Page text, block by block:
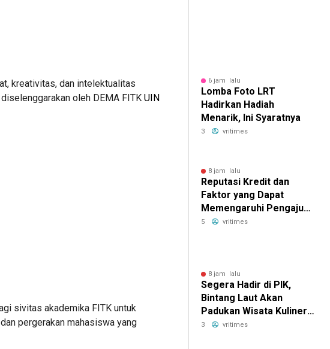
kreativitas, dan intelektualitas
oleh DEMA FITK UIN
sivitas akademika FITK untuk
pergerakan mahasiswa yang
6 jam lalu
Lomba Foto LRT
Hadirkan Hadiah
Menarik, Ini Syaratnya
3 vritimes
8 jam lalu
Reputasi Kredit dan
Faktor yang Dapat
Memengaruhi Pengajuan
Pinjaman
5 vritimes
8 jam lalu
Segera Hadir di PIK,
Bintang Laut Akan
Padukan Wisata Kuliner,
Memancing, dan Ruang
3 vritimes